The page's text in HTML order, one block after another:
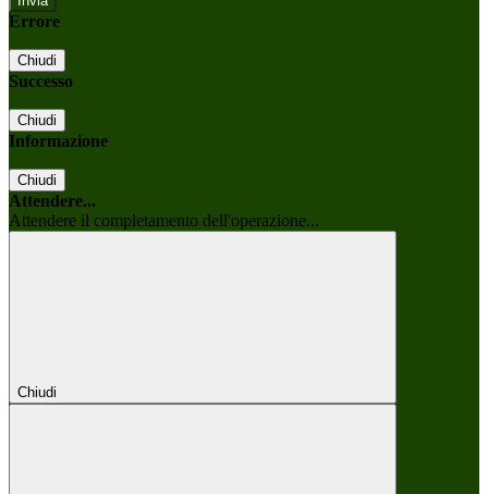
Errore
Chiudi
Successo
Chiudi
Informazione
Chiudi
Attendere...
Attendere il completamento dell'operazione...
Chiudi